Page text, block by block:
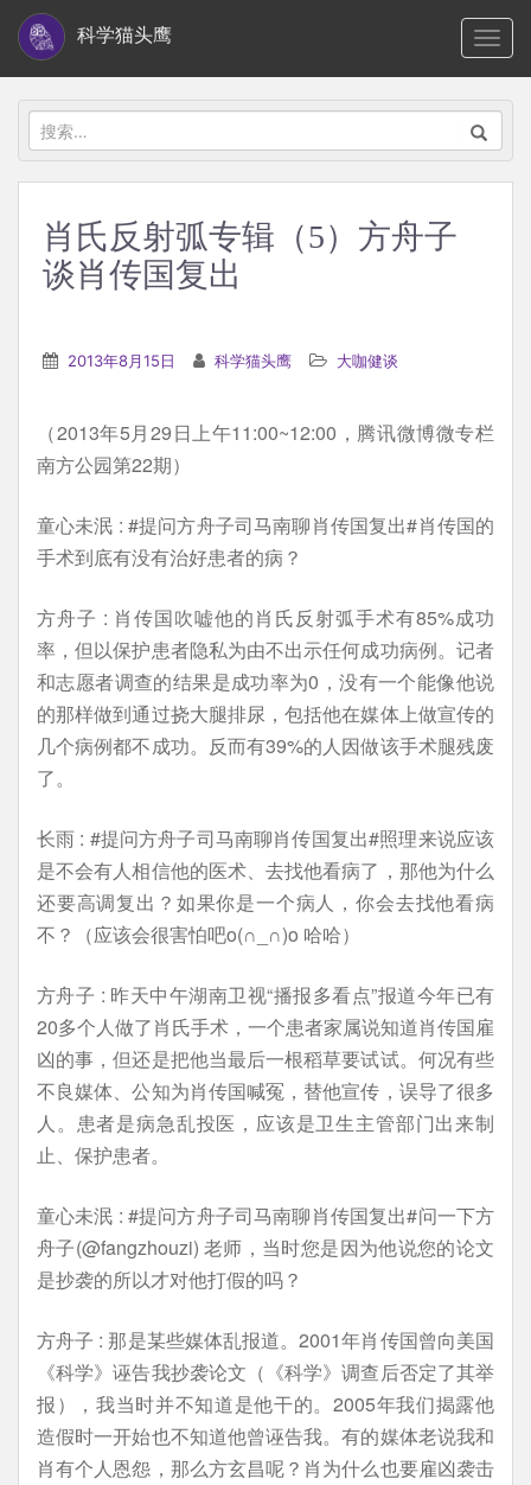
i
科学猫头鹰
搜
索：
肖氏反射弧专辑（5）方舟子
谈肖传国复出
2013年8月15日 科学猫头鹰 大咖健谈
（2013年5月29日上午11:00~12:00，腾讯微博微专栏
南方公园第22期）
童心未泯 : #提问方舟子司马南聊肖传国复出#肖传国的
手术到底有没有治好患者的病？
方舟子 : 肖传国吹嘘他的肖氏反射弧手术有85%成功
率，但以保护患者隐私为由不出示任何成功病例。记者
和志愿者调查的结果是成功率为0，没有一个能像他说
的那样做到通过挠大腿排尿，包括他在媒体上做宣传的
几个病例都不成功。反而有39%的人因做该手术腿残废
了。
长雨 : #提问方舟子司马南聊肖传国复出#照理来说应该
是不会有人相信他的医术、去找他看病了，那他为什么
还要高调复出？如果你是一个病人，你会去找他看病
不？（应该会很害怕吧o(∩_∩)o 哈哈）
方舟子 : 昨天中午湖南卫视“播报多看点”报道今年已有
20多个人做了肖氏手术，一个患者家属说知道肖传国雇
凶的事，但还是把他当最后一根稻草要试试。何况有些
不良媒体、公知为肖传国喊冤，替他宣传，误导了很多
人。患者是病急乱投医，应该是卫生主管部门出来制
止、保护患者。
童心未泯 : #提问方舟子司马南聊肖传国复出#问一下方
舟子(@fangzhouzi) 老师，当时您是因为他说您的论文
是抄袭的所以才对他打假的吗？
方舟子 : 那是某些媒体乱报道。2001年肖传国曾向美国
《科学》诬告我抄袭论文（《科学》调查后否定了其举
报），我当时并不知道是他干的。2005年我们揭露他
造假时一开始也不知道他曾诬告我。有的媒体老说我和
肖有个人恩怨，那么方玄昌呢？肖为什么也要雇凶袭击